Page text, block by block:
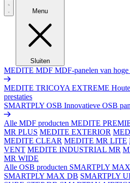
Menu
Sluiten
MEDITE MDF MDF-panelen van
MEDITE TRICOYA EXTREME
prestaties
SMARTPLY OSB Innovatieve OSB
Alle MDF producten MEDITE
MR PLUS MEDITE EXTERIOR
MEDITE CLEAR MEDITE MR LITE
VENT MEDITE INDUSTRIAL MR
MR WIDE
Alle OSB producten SMARTPLY MAX
SMARTPLY MAX DB SMARTPLY